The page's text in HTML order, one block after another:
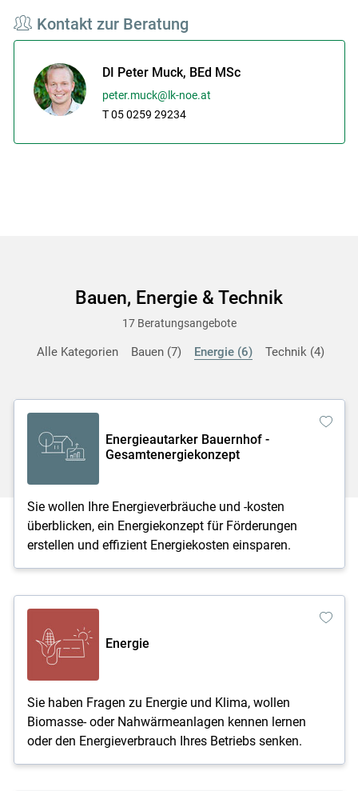
Kontakt zur Beratung
DI Peter Muck, BEd MSc
peter.muck@lk-noe.at
T 05 0259 29234
Bauen, Energie & Technik
17 Beratungsangebote
Alle Kategorien Bauen 7 Energie 6 Technik 4
Energieautarker Bauernhof -
Gesamtenergiekonzept
Sie wollen Ihre Energieverbräuche und -kosten
überblicken, ein Energiekonzept für Förderungen
erstellen und effizient Energiekosten einsparen.
Energie
Sie haben Fragen zu Energie und Klima, wollen
Biomasse- oder Nahwärmeanlagen kennen lernen
oder den Energieverbrauch Ihres Betriebs senken.